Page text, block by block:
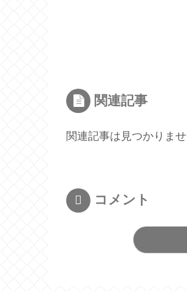
関連記事
関連記事は見つかりませ
コメント